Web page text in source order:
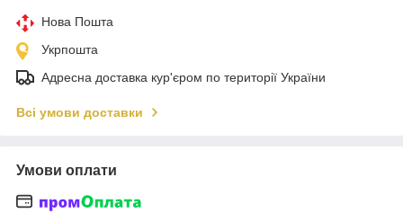
Нова Пошта
Укрпошта
Адресна доставка кур'єром по території України
Всі умови доставки
Умови оплати